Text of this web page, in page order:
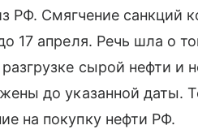
РФ. Смягчение санкций
17 апреля. Речь шла о
сырой нефти и
до указанной даты.
на покупку нефти РФ.